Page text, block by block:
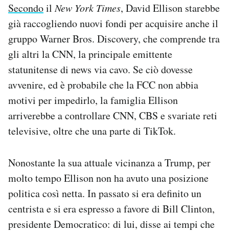
SecondoilNew York Times, David Ellison starebbe
già raccogliendo nuovi fondi per acquisire anche il
gruppo Warner Bros. Discovery, che comprende tra
gli altri la CNN, la principale emittente
statunitense di news via cavo. Se ciò dovesse
avvenire, ed è probabile che la FCC non abbia
motivi per impedirlo, la famiglia Ellison
arriverebbe a controllare CNN, CBS e svariate reti
televisive, oltre che una parte di TikTok.
Nonostante la sua attuale vicinanza a Trump, per
molto tempo Ellison non ha avuto una posizione
politica così netta. In passato si era definito un
centrista e si era espresso a favore di Bill Clinton,
presidente Democratico: di lui, disse ai tempi che